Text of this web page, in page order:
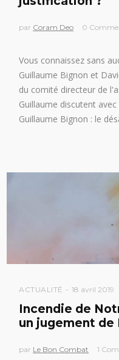
par Coram Deo 0
Vous connaissez sans
Guillaume Bignon et
du comité directeur de
Guillaume discutent
Guillaume Bignon : le
ACTUALITÉ 18 avril 2019
Incendie de
un jugement de
par Le Bon Combat 1